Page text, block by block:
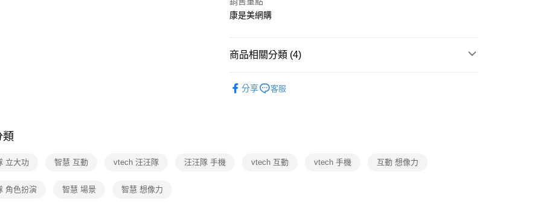
每筆NT$100，滿NT$799(含以上)免運費
康是美網購
商品相關分類 (4)
汪隊立大功
分享 客服
類
立大功 智慧 互動 vtech 汪汪隊 汪汪隊 手機 vtech 互動 vtech 手機 互動 想像力
角色扮演 智慧 場景 智慧 想像力